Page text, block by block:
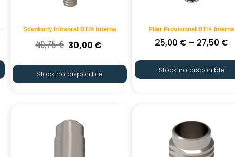
Scanbody Intraoral BTI® Interna
40,75€ 30,00 €
Stock no disponible
Pilar Provisional BTI® Interna
25,00 € – 27,50 €
Stock no disponible